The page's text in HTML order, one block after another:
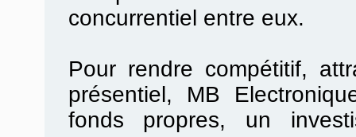
concurrentiel entre eux.
Pour rendre compétitif,
présentiel, MB
fonds propres, un